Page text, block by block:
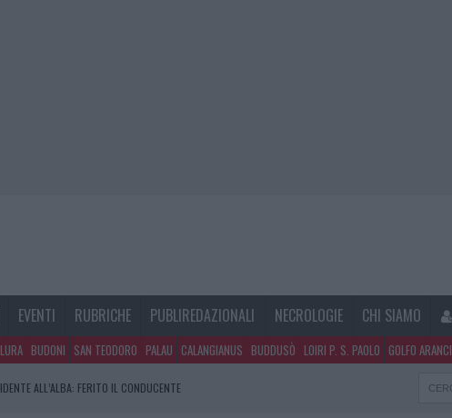
EVENTI RUBRICHE PUBLIREDAZIONALI NECROLOGIE CHI SIAMO
BUDONI SAN TEODORO PALAU CALANGIANUS BUDDUSÒ LOIRI P. S. PAOLO GOLFO ARANCI
ALL’ALBA: FERITO IL CONDUCENTE